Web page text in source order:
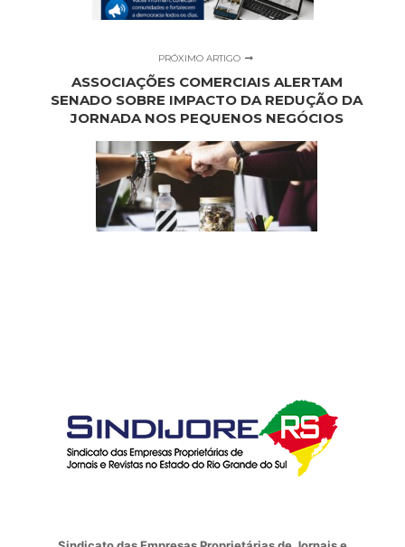
PRÓXIMO ARTIGO
ASSOCIAÇÕES COMERCIAIS ALERTAM
SENADO SOBRE IMPACTO DA REDUÇÃO DA
JORNADA NOS PEQUENOS NEGÓCIOS